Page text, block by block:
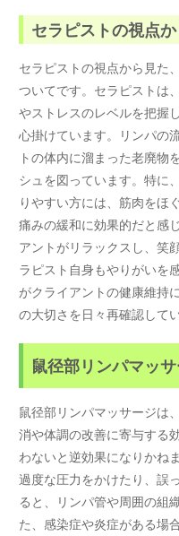
セラピストの視点
セラピストの視点から見た
ついてです。セラピストは
やストレスのレベルを把握
心掛けています。リンパの
トの体内に溜まった老廃物
シュを図っています。特に
りやすい方には、筋肉をほ
痛みの緩和に効果的だと感
アントがリラックスし、笑
ラピスト自身もやりがいを
がクライアントの健康維持
の大切さを日々再確認して
鼠径部リンパマッ
鼠径部リンパマッサージは
消や体調の改善に寄与する
わないと逆効果になりかね
過度な圧力をかけたり、誤
ると、リンパ管や周囲の組
た、感染症や炎症がある場